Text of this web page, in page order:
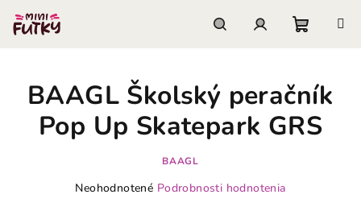
obsah
košík
BAAGL Školský peračník
Pop Up Skatepark GRS
BAAGL
Priemerné
Neohodnotené Podrobnosti hodnotenia